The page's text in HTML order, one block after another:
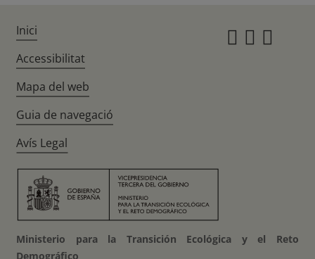
Inici
Accessibilitat
Mapa del web
Guia de navegació
Avís Legal
Ministerio para la Transición Ecológica y el Reto
Demográfico